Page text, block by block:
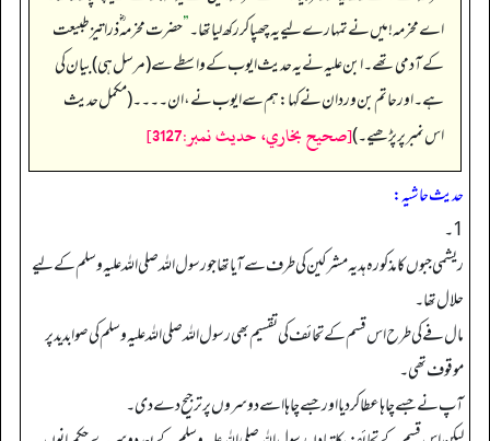
اے مخرمہ! میں نے تمہارے لیے یہ چھپا کررکھ لیا تھا۔”حضرت مخرمہ ؓ ذرا تیز طبیعت
کے آدمی تھے۔ ابن علیہ نے یہ حدیث ایوب کے واسطے سے (مرسل ہی) بیان کی
ہے۔ اور حاتم بن وردان نے کہا: ہم سے ایوب نے، ان۔۔۔۔ (مکمل حدیث
اس نمبر پر پڑھیے۔)[صحيح بخاري، حديث نمبر:3127]
حدیث حاشیہ:
1۔
ریشمی جبوں کا مذکورہ ہدیہ مشرکین کی طرف سے آیاتھا جو رسول اللہ صلی اللہ علیہ وسلم کے لیے
حلال تھا۔
مال فے کی طرح اس قسم کے تحائف کی تقسیم بھی رسول اللہ صلی اللہ علیہ وسلم کی صوابدید پر
موقوف تھی۔
آپ نے جسے چاہا عطا کردیا اور جسے چاہا اسے دوسروں پر ترجیح دےدی۔